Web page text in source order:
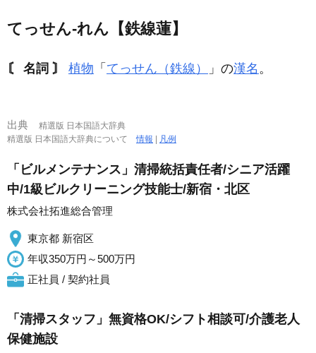
てっせん‐れん【鉄線蓮】
〘 名詞 〙 植物 「 てっせん（鉄線） 」の漢名 。
出典
精選版 日本国語大辞典
精選版 日本国語大辞典について情報 | 凡例
「ビルメンテナンス」清掃統括責任者/シニア活躍
中/1級ビルクリーニング技能士/新宿・北区
株式会社拓進総合管理
東京都 新宿区
年収350万円～500万円
正社員 / 契約社員
「清掃スタッフ」無資格OK/シフト相談可/介護老人
保健施設